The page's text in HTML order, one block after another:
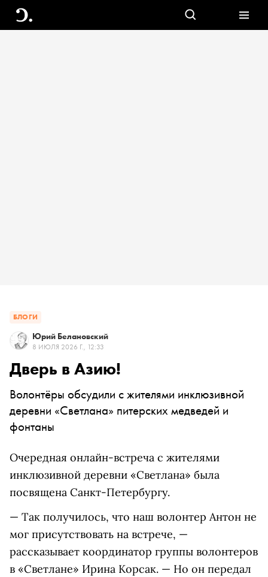
БЛОГИ
Юрий Белановский
8 ИЮЛЯ 2026 Г., 12:33
Дверь в Азию!
Волонтёры обсудили с жителями инклюзивной
деревни «Светлана» питерских медведей и
фонтаны
Очередная онлайн-встреча с жителями
инклюзивной деревни «Светлана» была
посвящена Санкт-Петербургу.
— Так получилось, что наш волонтер Антон не
мог присутствовать на встрече, —
рассказывает координатор группы волонтеров
в «Светлане» Ирина Корсак. — Но он передал